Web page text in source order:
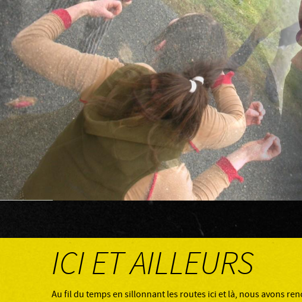
ICI ET AILLEURS
Au fil du temps en sillonnant les routes ici et là, nous avons